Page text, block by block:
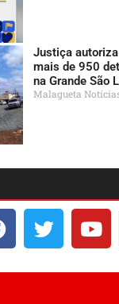
Justiça
mais de 950
na Grande São
Malagueta